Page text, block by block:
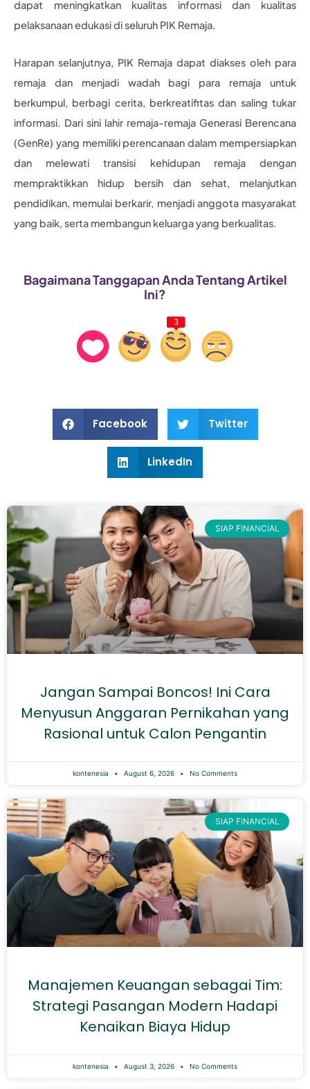
dapat meningkatkan kualitas informasi dan kualitas
pelaksanaan edukasi di seluruh PIK Remaja.
Harapan selanjutnya, PIK Remaja dapat diakses oleh para
remaja dan menjadi wadah bagi para remaja untuk
berkumpul, berbagi cerita, berkreatifitas dan saling tukar
informasi. Dari sini lahir remaja-remaja Generasi Berencana
(GenRe) yang memiliki perencanaan dalam mempersiapkan
dan melewati transisi kehidupan remaja dengan
mempraktikkan hidup bersih dan sehat, melanjutkan
pendidikan, memulai berkarir, menjadi anggota masyarakat
yang baik, serta membangun keluarga yang berkualitas.
Bagaimana Tanggapan Anda Tentang Artikel
Ini?
3
Facebook Twitter
LinkedIn
SIAP FINANCIAL
Jangan Sampai Boncos! Ini Cara
Menyusun Anggaran Pernikahan yang
Rasional untuk Calon Pengantin
kontenesia August 6, 2026 No Comments
SIAP FINANCIAL
Manajemen Keuangan sebagai Tim:
Strategi Pasangan Modern Hadapi
Kenaikan Biaya Hidup
kontenesia August 3, 2026 No Comments